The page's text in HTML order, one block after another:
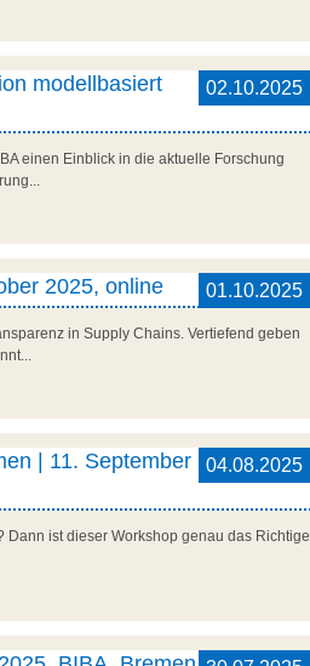
02.10.2025
modellbasiert
einen Einblick in die aktuelle Forschung
01.10.2025
2025, online
in Supply Chains. Vertiefend geben
04.08.2025
| 11. September
ist dieser Workshop genau das Richtige